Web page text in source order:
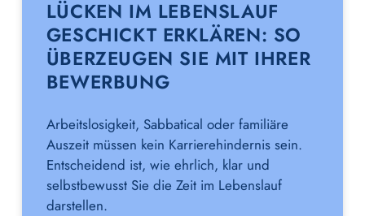
LÜCKEN IM LEBENSLAUF
GESCHICKT ERKLÄREN: SO
ÜBERZEUGEN SIE MIT IHRER
BEWERBUNG
Arbeitslosigkeit, Sabbatical oder familiäre
Auszeit müssen kein Karrierehindernis sein.
Entscheidend ist, wie ehrlich, klar und
selbstbewusst Sie die Zeit im Lebenslauf
darstellen.